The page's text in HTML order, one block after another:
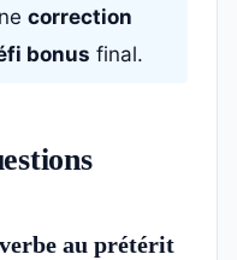
correction
bonus final.
au prétérit